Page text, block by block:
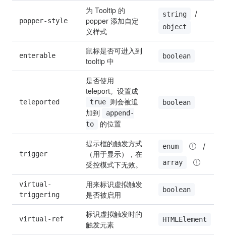
popper-style
为 Tooltip 的
popper 添加自定
义样式
string /
object
enterable
鼠标是否可进入到
tooltip 中
boolean
teleported
是否使用
true 则会被追
加到
append-
to
的位置
boolean
trigger
提示框的触发方式
（用于显示），在
受控模式下无效。
enum /
array
virtual-
triggering
用来标识虚拟触发
是否被启用
boolean
virtual-ref
标识虚拟触发时的
触发元素
HTMLElement